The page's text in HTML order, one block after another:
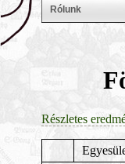
Rólunk
Részletes